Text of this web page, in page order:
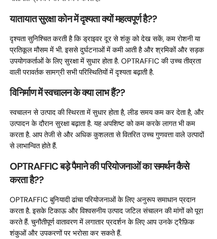
यातायात सुरक्षा कोन में दृश्यता क्यों महत्वपूर्ण है??
दृश्यता सुनिश्चित करती है कि ड्राइवर दूर से शंकु को देख सकें, कम रोशनी या
प्रतिकूल मौसम में भी. इससे दुर्घटनाओं में कमी आती है और श्रमिकों और सड़क
उपयोगकर्ताओं के लिए सुरक्षा में सुधार होता है. OPTRAFFIC की उच्च तीव्रता
वाली परावर्तक सामग्री सभी परिस्थितियों में दृश्यता बढ़ाती है.
विनिर्माण में स्वचालन के क्या लाभ हैं??
स्वचालन से उत्पाद की स्थिरता में सुधार होता है, लीड समय कम कर देता है, और
उत्पादन के दौरान सुरक्षा बढ़ाता है. यह अपशिष्ट को कम करके लागत भी कम
करता है. आप तेजी से और अधिक कुशलता से वितरित उच्च गुणवत्ता वाले उत्पादों
से लाभान्वित होते हैं.
OPTRAFFIC बड़े पैमाने की परियोजनाओं का समर्थन कैसे
करता है??
OPTRAFFIC बुनियादी ढांचा परियोजनाओं के लिए अनुरूप समाधान प्रदान
करता है. इसके टिकाऊ और विश्वसनीय उत्पाद जटिल संचालन की मांगों को पूरा
करते हैं. चुनौतीपूर्ण वातावरण में लगातार प्रदर्शन के लिए आप उनके ट्रैफ़िक
शंकुओं और उपकरणों पर भरोसा कर सकते हैं.